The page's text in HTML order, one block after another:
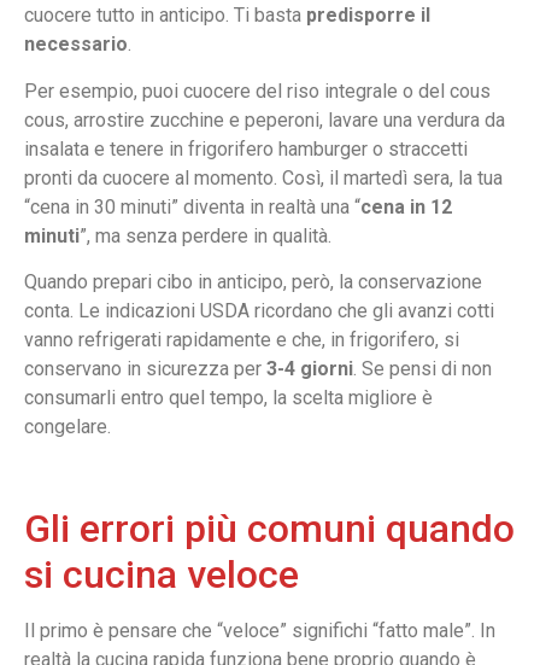
cuocere tutto in anticipo. Ti basta predisporre il
necessario.
Per esempio, puoi cuocere del riso integrale o del cous
cous, arrostire zucchine e peperoni, lavare una verdura da
insalata e tenere in frigorifero hamburger o straccetti
pronti da cuocere al momento. Così, il martedì sera, la tua
“cena in 30 minuti” diventa in realtà una “cena in 12
minuti”, ma senza perdere in qualità.
Quando prepari cibo in anticipo, però, la conservazione
conta. Le indicazioni USDA ricordano che gli avanzi cotti
vanno refrigerati rapidamente e che, in frigorifero, si
conservano in sicurezza per 3-4 giorni. Se pensi di non
consumarli entro quel tempo, la scelta migliore è
congelare.
Gli errori più comuni quando
si cucina veloce
Il primo è pensare che “veloce” significhi “fatto male”. In
realtà la cucina rapida funziona bene proprio quando è